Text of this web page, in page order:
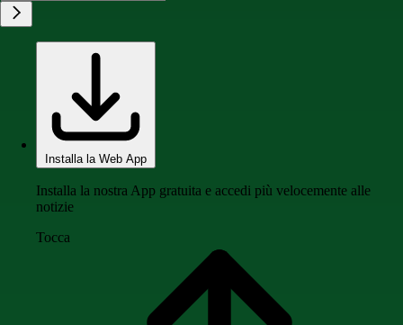
Installa la Web App
Installa la nostra App gratuita e accedi più velocemente alle
notizie
Tocca